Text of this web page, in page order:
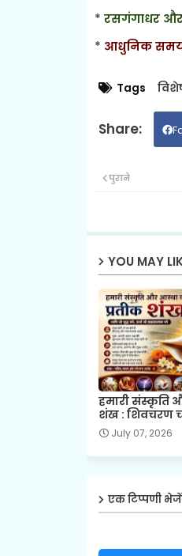
* रसगंगाधर और
* आधुनिक समय
Tags
पुराने
YOU MAY
हमारी संस्कृति
शंख : शिवचरण
July 07, 2026
एक टिप्पणी भेजें